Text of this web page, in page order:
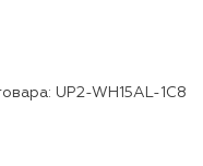
UP2-WH15AL-1C8